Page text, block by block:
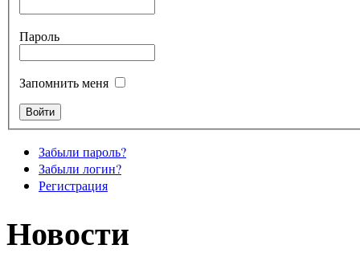
Пароль
Запомнить меня
Забыли пароль?
Забыли логин?
Регистрация
Новости